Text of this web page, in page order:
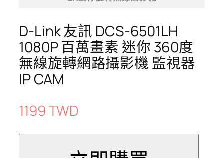
D-Link 友訊 DCS-6501LH
1080P 百萬畫素 迷你 360度
無線旋轉網路攝影機 監視器
IP CAM
1199 TWD